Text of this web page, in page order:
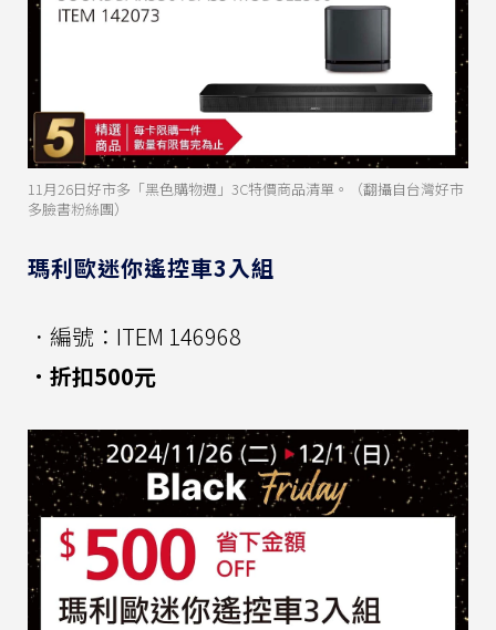
11月26日好市多「黑色購物週」3C特價商品清單。（翻攝自台灣好市
多臉書粉絲團）
瑪利歐迷你遙控車3入組
．編號：ITEM 146968
．折扣500元